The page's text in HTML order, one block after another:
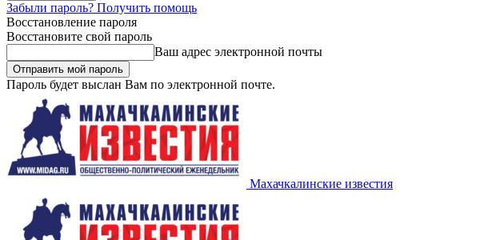
Забыли пароль? Получить помощь
Восстановление пароля
Восстановите свой пароль
Ваш адрес электронной почты
Пароль будет выслан Вам по электронной почте.
Махачкалинские известия